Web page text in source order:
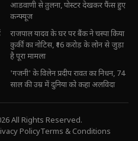
आडवाणी से तुलना, पोस्टर देखकर फैंस हुए
कन्फ्यूज
राजपाल यादव के घर पर बैंक ने चस्पा किया
कुर्की का नोटिस, ₹16 करोड़ के लोन से जुड़ा
है पूरा मामला
'गजनी' के विलेन प्रदीप रावत का निधन, 74
साल की उम्र में दुनिया को कहा अलविदा
All Rights Reserved.
PolicyTerms & Conditions